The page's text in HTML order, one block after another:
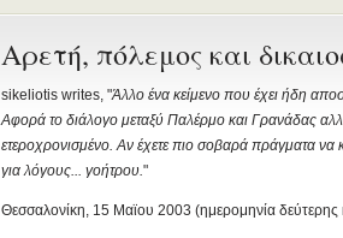
Αρετή, πόλεμος και
sikeliotis writes, "Άλλο ένα κείμενο που έχει ήδη
Αφορά το διάλογο μεταξύ Παλέρμο και Γρανάδας
ετεροχρονισμένο. Αν έχετε πιο σοβαρά πράγματα
για λόγους... γοήτρου."
Θεσσαλονίκη, 15 Μαϊου 2003 (ημερομηνία δεύτερης